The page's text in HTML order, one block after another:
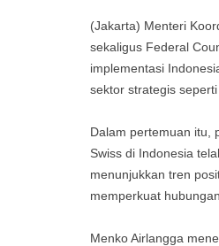
(Jakarta) Menteri
sekaligus Federal
implementasi
sektor strategis
Dalam pertemuan itu,
Swiss di Indonesia
menunjukkan tren
memperkuat
Menko Airlangga